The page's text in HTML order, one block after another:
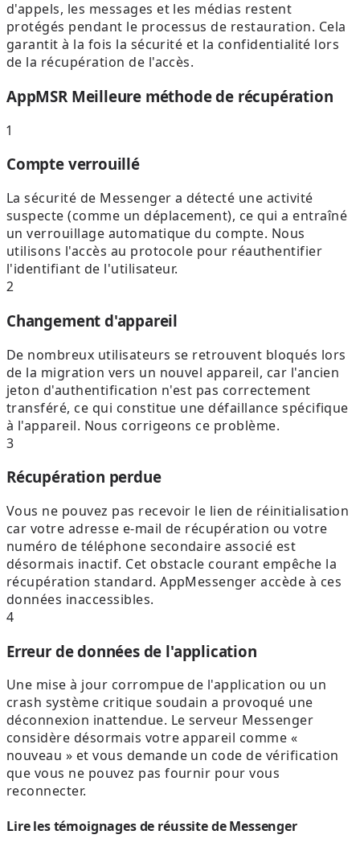
d'appels, les messages et les médias restent
protégés pendant le processus de restauration. Cela
garantit à la fois la sécurité et la confidentialité lors
de la récupération de l'accès.
AppMSR Meilleure méthode de récupération
1
Compte verrouillé
La sécurité de Messenger a détecté une activité
suspecte (comme un déplacement), ce qui a entraîné
un verrouillage automatique du compte. Nous
utilisons l'accès au protocole pour réauthentifier
l'identifiant de l'utilisateur.
2
Changement d'appareil
De nombreux utilisateurs se retrouvent bloqués lors
de la migration vers un nouvel appareil, car l'ancien
jeton d'authentification n'est pas correctement
transféré, ce qui constitue une défaillance spécifique
à l'appareil. Nous corrigeons ce problème.
3
Récupération perdue
Vous ne pouvez pas recevoir le lien de réinitialisation
car votre adresse e-mail de récupération ou votre
numéro de téléphone secondaire associé est
désormais inactif. Cet obstacle courant empêche la
récupération standard. AppMessenger accède à ces
données inaccessibles.
4
Erreur de données de l'application
Une mise à jour corrompue de l'application ou un
crash système critique soudain a provoqué une
déconnexion inattendue. Le serveur Messenger
considère désormais votre appareil comme «
nouveau » et vous demande un code de vérification
que vous ne pouvez pas fournir pour vous
reconnecter.
Lire les témoignages de réussite de Messenger